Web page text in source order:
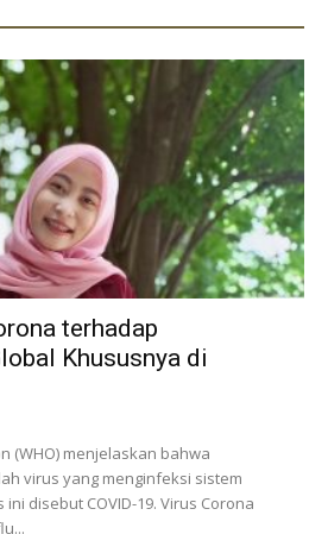
terhadap
Khususnya di
(WHO) menjelaskan bahwa
virus yang menginfeksi sistem
disebut COVID-19. Virus Corona